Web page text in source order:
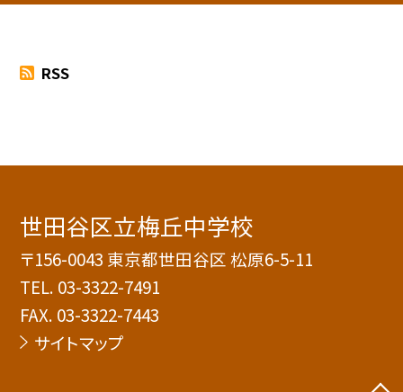
RSS
世田谷区立梅丘中学校
〒156-0043 東京都世田谷区 松原6-5-11
TEL. 03-3322-7491
FAX. 03-3322-7443
サイトマップ